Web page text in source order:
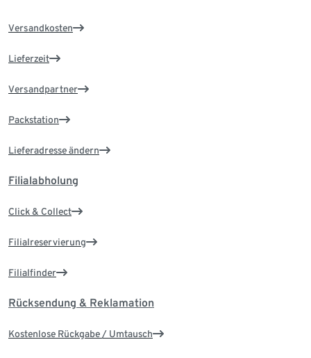
Versandkosten
Lieferzeit
Versandpartner
Packstation
Lieferadresse ändern
Filialabholung
Click & Collect
Filialreservierung
Filialfinder
Rücksendung & Reklamation
Kostenlose Rückgabe / Umtausch